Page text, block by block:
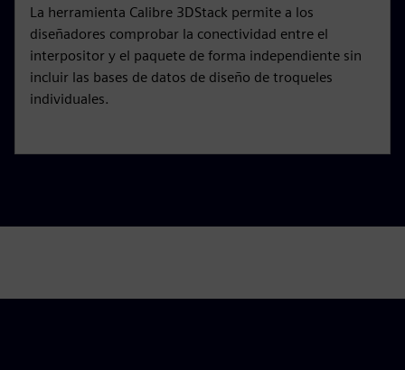
La herramienta Calibre 3DStack permite a los
diseñadores comprobar la conectividad entre el
interpositor y el paquete de forma independiente sin
incluir las bases de datos de diseño de troqueles
individuales.